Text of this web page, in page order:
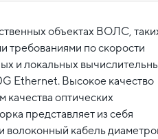
объектах ВОЛС,
требованиями по скорости
и локальных
Ethernet. Высокое качество
качества оптических
представляет из себя
волоконный кабель